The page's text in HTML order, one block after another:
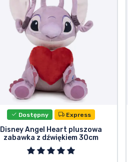
Dostępny Express
Disney Angel Heart pluszowa
zabawka z dźwiękiem 30cm